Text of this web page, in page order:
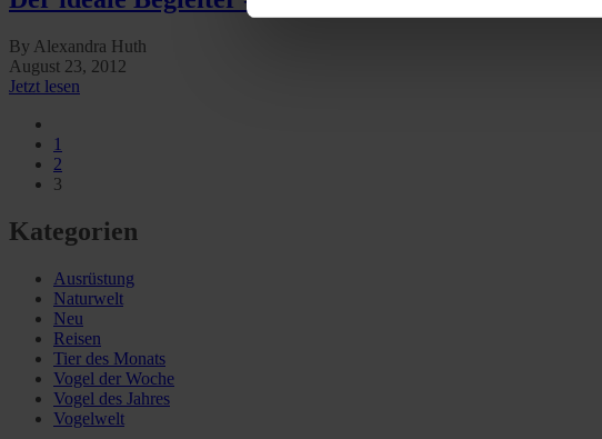
By Alexandra Huth
August 23, 2012
Jetzt lesen
1
2
3
Kategorien
Ausrüstung
Naturwelt
Neu
Reisen
Tier des Monats
Vogel der Woche
Vogel des Jahres
Vogelwelt